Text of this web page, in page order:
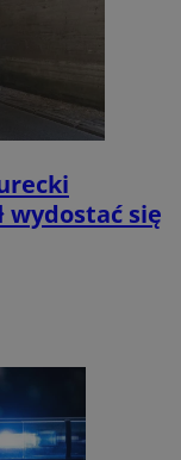
wydostać się